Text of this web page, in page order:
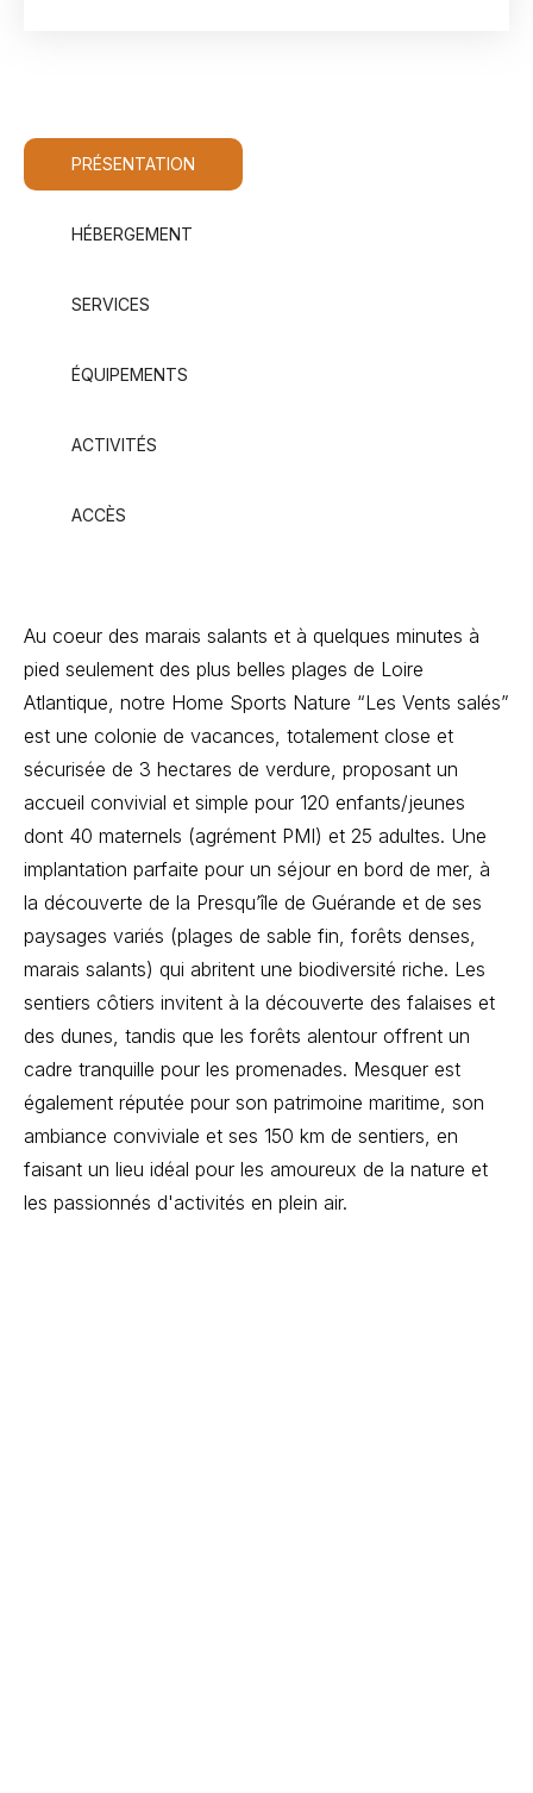
PRÉSENTATION
HÉBERGEMENT
SERVICES
ÉQUIPEMENTS
ACTIVITÉS
ACCÈS
Au coeur des marais salants et à quelques minutes à
pied seulement des plus belles plages de Loire
Atlantique, notre Home Sports Nature “Les Vents salés”
est une colonie de vacances, totalement close et
sécurisée de 3 hectares de verdure, proposant un
accueil convivial et simple pour 120 enfants/jeunes
dont 40 maternels (agrément PMI) et 25 adultes. Une
implantation parfaite pour un séjour en bord de mer, à
la découverte de la Presqu’île de Guérande et de ses
paysages variés (plages de sable fin, forêts denses,
marais salants) qui abritent une biodiversité riche. Les
sentiers côtiers invitent à la découverte des falaises et
des dunes, tandis que les forêts alentour offrent un
cadre tranquille pour les promenades. Mesquer est
également réputée pour son patrimoine maritime, son
ambiance conviviale et ses 150 km de sentiers, en
faisant un lieu idéal pour les amoureux de la nature et
les passionnés d'activités en plein air.